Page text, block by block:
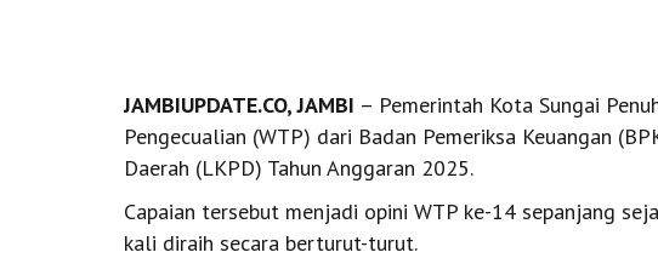
JAMBIUPDATE.CO, JAMBI – Pemerintah Kota Sungai
Pengecualian (WTP) dari Badan Pemeriksa Keuangan
Daerah (LKPD) Tahun Anggaran 2025.
Capaian tersebut menjadi opini WTP ke-14 sepanjang
kali diraih secara berturut-turut.